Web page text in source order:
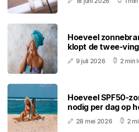
Hoeveel
klopt de twee-
9 juli 2026 2 min
Hoeveel SPF50-
nodig per dag op
28 mei 2026 2